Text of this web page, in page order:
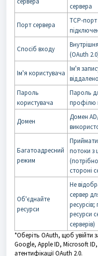
сервера
Порт сервера
TCP-
Спосіб входу
(OAuth
Ім'я користувача
Ім'я
Пароль
користувача
Пароль
профілю
Домен
Домен
Багатоадресний
режим
Приймати
потоки з
стороні
Об'єднайте
ресурси
Не
сервер
ресурсів;
ресурси
серверів)
*Оберіть OAuth, щоб увійти
Google, Apple ID, Microsoft
атентифікації OAuth 2.0.